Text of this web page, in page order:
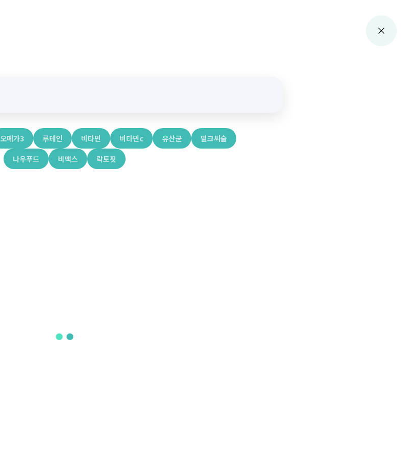
오메가3 루테인 비타민 비타민c 유산균
밀크씨슬
나우푸드
비맥스 락토핏